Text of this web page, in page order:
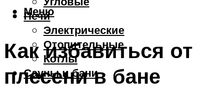
Печи
Электрические
Отопительные
Котлы
Сауны и бани
Меню
Как избавиться от
плесени в бане